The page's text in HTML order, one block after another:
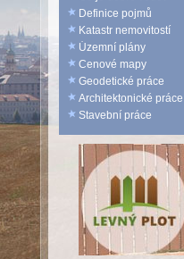
Definice pojmů
Katastr nemovitostí
Územní plány
Cenové mapy
Geodetické práce
Architektonické práce
Stavební práce